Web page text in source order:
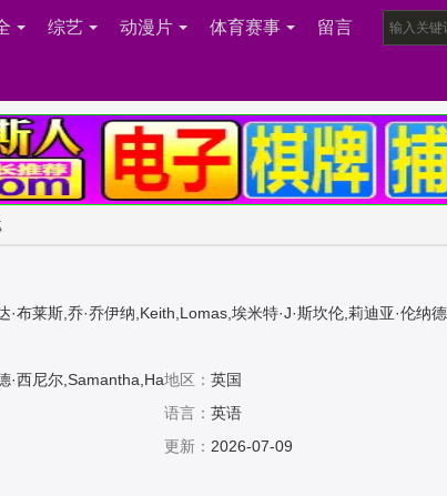
综艺 动漫片 体育赛事 留言
·布莱斯,乔·乔伊纳,Keith,Lomas,埃米特·J·斯坎伦,莉迪亚·伦纳
,兰尼·拉什,伊万·霍罗克斯,Niall,Wright,罗伯特·威尔福特,希夫图
索菲·博尔德,Andrew,Charles,Davis,吉恩-帕斯卡尔·海涅曼德
·西尼尔,Samantha,Ha地区： 英国
语言： 英语
更新： 2026-07-09